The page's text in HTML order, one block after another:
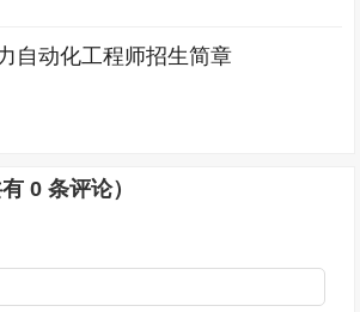
自动化工程师招生简章
有0 条评论）